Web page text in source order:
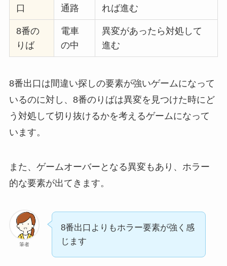
口
通路
れば進む
8番の
りば
電車
の中
異変があったら対処して
進む
8番出口は間違い探しの要素が強いゲームになって
いるのに対し、8番のりばは異変を見つけた時にど
う対処して切り抜けるかを考えるゲームになって
います。
また、ゲームオーバーとなる異変もあり、ホラー
的な要素が出てきます。
筆者
8番出口よりもホラー要素が強く感
じます